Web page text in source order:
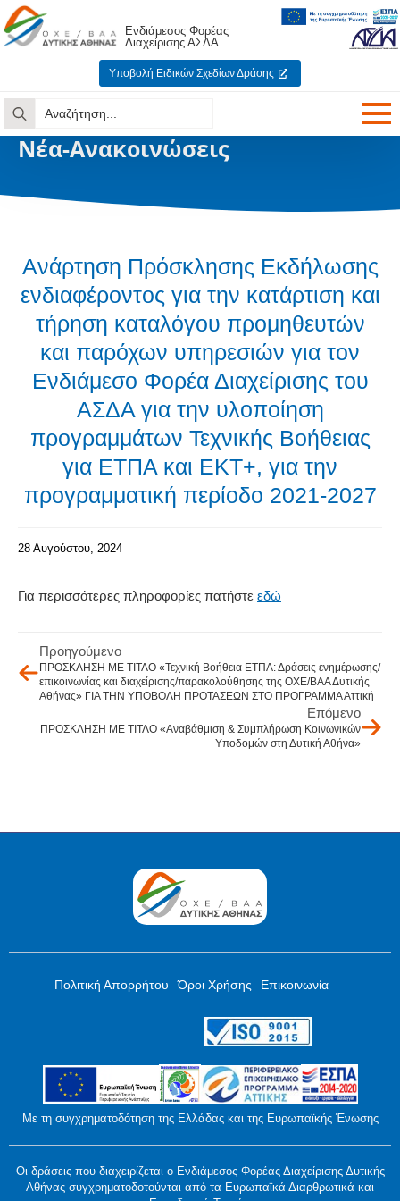
Ενδιάμεσος Φορέας
Διαχείρισης ΑΣΔΑ
Υποβολή Ειδικών Σχεδίων Δράσης
Search
for:
Νέα-Ανακοινώσεις
Ανάρτηση Πρόσκλησης Εκδήλωσης
ενδιαφέροντος για την κατάρτιση και
τήρηση καταλόγου προμηθευτών
και παρόχων υπηρεσιών για τον
Ενδιάμεσο Φορέα Διαχείρισης του
ΑΣΔΑ για την υλοποίηση
προγραμμάτων Τεχνικής Βοήθειας
για ΕΤΠΑ και ΕΚΤ+, για την
προγραμματική περίοδο 2021-2027
28 Αυγούστου, 2024
Για περισσότερες πληροφορίες πατήστε εδώ
Προηγούμενο
ΠΡΟΣΚΛΗΣΗ ΜΕ ΤΙΤΛΟ «Τεχνική Βοήθεια ΕΤΠΑ: Δράσεις ενημέρωσης/
επικοινωνίας και διαχείρισης/παρακολούθησης της ΟΧΕ/ΒΑΑ Δυτικής
Αθήνας» ΓΙΑ ΤΗΝ ΥΠΟΒΟΛΗ ΠΡΟΤΑΣΕΩΝ ΣΤΟ ΠΡΟΓΡΑΜΜΑ Αττική
Επόμενο
ΠΡΟΣΚΛΗΣΗ ΜΕ ΤΙΤΛΟ «Αναβάθμιση & Συμπλήρωση Κοινωνικών
Υποδομών στη Δυτική Αθήνα»
Πολιτική Απορρήτου Όροι Χρήσης Επικοινωνία
Με τη συγχρηματοδότηση της Ελλάδας και της Ευρωπαϊκής Ένωσης
Οι δράσεις που διαχειρίζεται o Ενδιάμεσος Φορέας Διαχείρισης Δυτικής
Αθήνας συγχρηματοδοτούνται από τα Ευρωπαϊκά Διαρθρωτικά και